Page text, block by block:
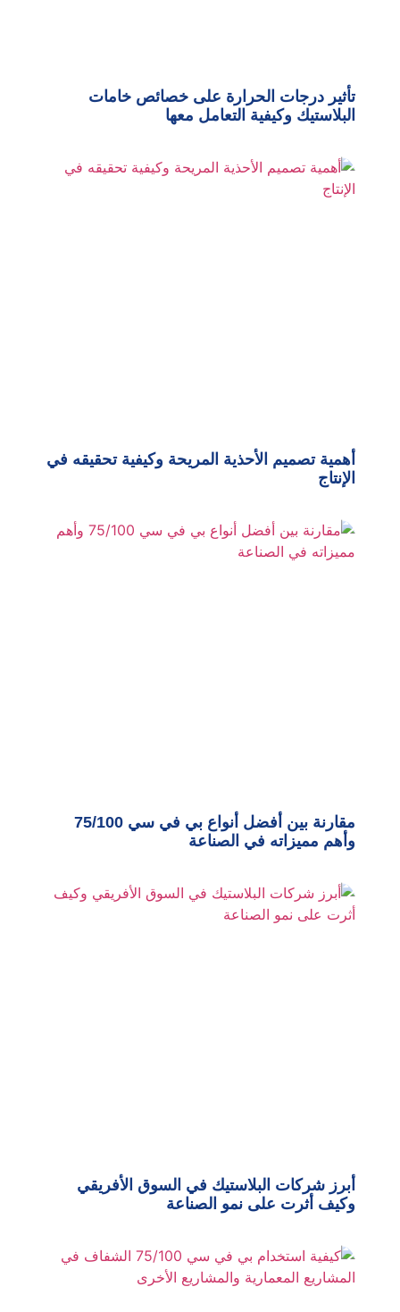
تأثير درجات الحرارة على خصائص خامات
البلاستيك وكيفية التعامل معها
أهمية تصميم الأحذية المريحة وكيفية تحقيقه في
الإنتاج
مقارنة بين أفضل أنواع بي في سي 75/100
وأهم مميزاته في الصناعة
أبرز شركات البلاستيك في السوق الأفريقي
وكيف أثرت على نمو الصناعة